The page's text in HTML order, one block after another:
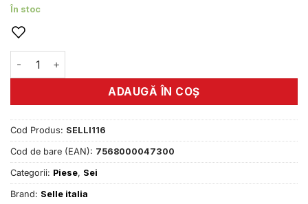
În stoc
Cantitate Sa Selle Italia X2 Fec Alloy man white
ADAUGĂ ÎN COȘ
Cod Produs: SELLI116
Cod de bare (EAN): 7568000047300
Categorii: Piese, Sei
Brand: Selle italia